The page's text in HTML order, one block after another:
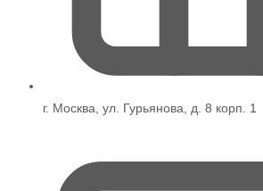
г. Москва, ул. Гурьянова, д. 8 корп. 1